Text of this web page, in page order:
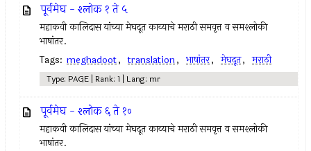
पूर्वमेघ - श्लोक १ ते ५
महाकवी कालिदास यांच्या मेघदूत काव्याचे मराठी समवृत्त व समश्लोकी
भाषांतर.
Tags: meghadoot, translation, भाषांतर, मेघदूत, मराठी
Type: PAGE | Rank: 1 | Lang: mr
पूर्वमेघ - श्लोक ६ ते १०
महाकवी कालिदास यांच्या मेघदूत काव्याचे मराठी समवृत्त व समश्लोकी
भाषांतर.